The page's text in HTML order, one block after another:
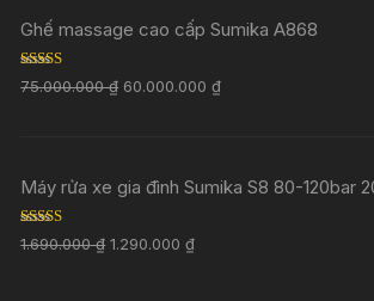
Ghế massage cao cấp Sumika A868
Rated5.00
out of 5
75.000.000₫ 60.000.000₫
Máy rửa xe gia đình Sumika S8 80-120bar
Rated 5.00
out of 5
1.690.000₫ 1.290.000₫